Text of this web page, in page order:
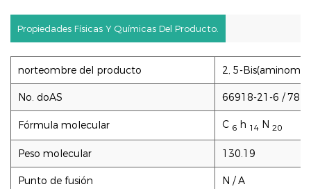
Propiedades Físicas Y Químicas Del Producto.
norteombre del producto 2, 5-
No. doAS 66918-21-6 /
Fórmula molecular C 6 h 14 N 20
Peso molecular 130.19
Punto de fusión N / A